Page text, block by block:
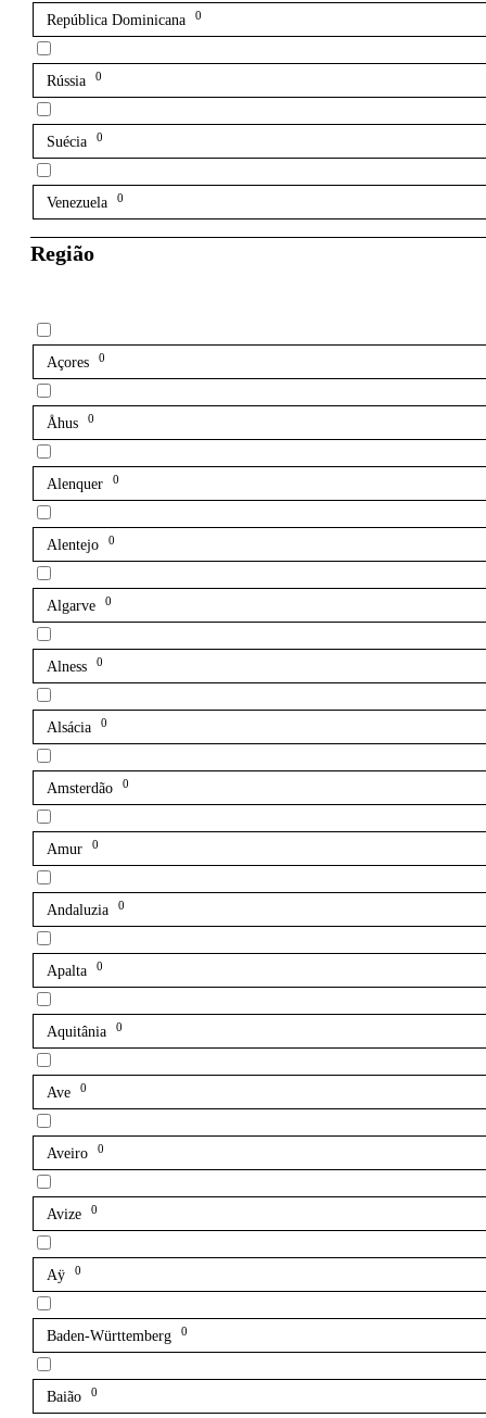
República Dominicana 0
Rússia 0
Suécia 0
Venezuela 0
Região
Açores 0
Åhus 0
Alenquer 0
Alentejo 0
Algarve 0
Alness 0
Alsácia 0
Amsterdão 0
Amur 0
Andaluzia 0
Apalta 0
Aquitânia 0
Ave 0
Aveiro 0
Avize 0
Aÿ 0
Baden-Württemberg 0
Baião 0